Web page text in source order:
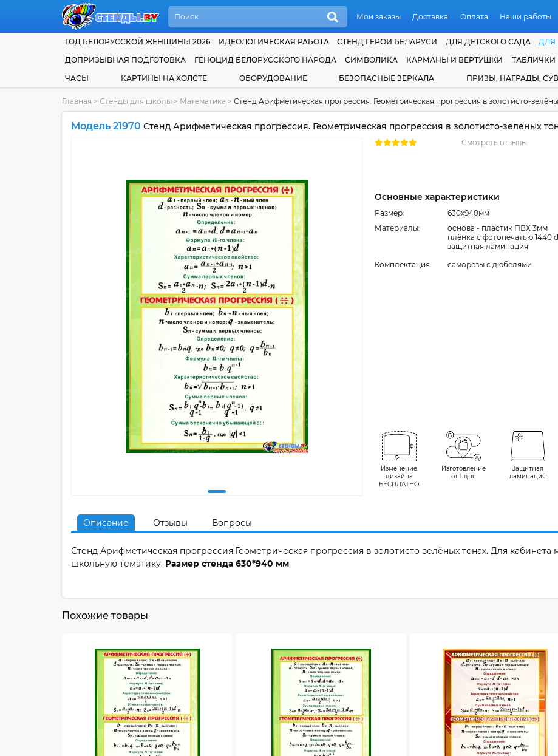
Мои заказы Доставка Оплата Наши работы
ГОД БЕЛОРУССКОЙ ЖЕНЩИНЫ 2026 ИДЕОЛОГИЧЕСКАЯ РАБОТА СТЕНД ГЕРОИ БЕЛАРУСИ ДЛЯ ДЕТСКОГО САДА
ДОПРИЗЫВНАЯ ПОДГОТОВКА
ГЕНОЦИД БЕЛОРУССКОГО НАРОДА СИМВОЛИКА КАРМАНЫ И ВЕРТУШКИ ТАБЛИЧКИ
ЧАСЫ
КАРТИНЫ НА ХОЛСТЕ ОБОРУДОВАНИЕ БЕЗОПАСНЫЕ ЗЕРКАЛА ПРИЗЫ, НАГРАДЫ,
Главная > Стенды для школы > Математика > Стенд Арифметическая прогрессия. Геометрическая прогрессия в золотисто-
Модель 21970 Стенд Арифметическая прогрессия. Геометрическая прогрессия в золотисто-зелёных
Смотреть отзывы
Основные характеристики
Размер:
630x940мм
Материалы:
основа - пластик ПВХ 3мм
плёнка с фотопечатью 1440
защитная ламинация
Комплектация:
cаморезы с дюбелями
Изменение
дизайна
БЕСПЛАТНО
Изготовление
от 1 дня
Защитная
ламинация
Описание Отзывы Вопросы
Стенд Арифметическая прогрессия.Геометрическая прогрессия в золотисто-зелёных тонах. Для
школьную тематику. Размер стенда 630*940 мм
Похожие товары